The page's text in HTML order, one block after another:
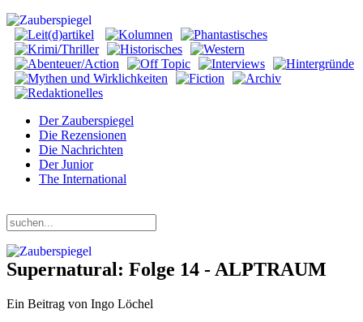
Der Zauberspiegel
Die Rezensionen
Die Nachrichten
Der Junior
The International
Supernatural: Folge 14 - ALPTRAUM
Ein Beitrag von Ingo Löchel